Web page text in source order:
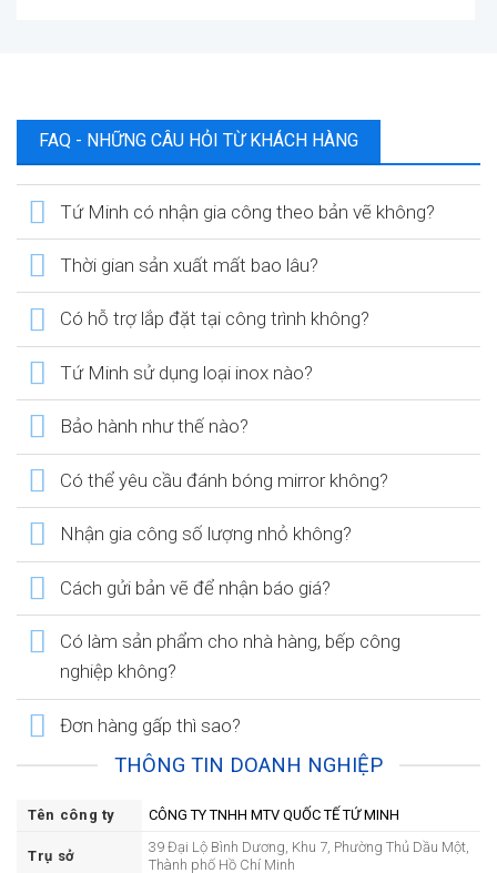
FAQ - NHỮNG CÂU HỎI TỪ KHÁCH HÀNG
Tứ Minh có nhận gia công theo bản vẽ không?
Thời gian sản xuất mất bao lâu?
Có hỗ trợ lắp đặt tại công trình không?
Tứ Minh sử dụng loại inox nào?
Bảo hành như thế nào?
Có thể yêu cầu đánh bóng mirror không?
Nhận gia công số lượng nhỏ không?
Cách gửi bản vẽ để nhận báo giá?
Có làm sản phẩm cho nhà hàng, bếp công
nghiệp không?
Đơn hàng gấp thì sao?
THÔNG TIN DOANH NGHIỆP
Tên công ty CÔNG TY TNHH MTV QUỐC TẾ TỨ MINH
Trụ sở
39 Đại Lộ Bình Dương, Khu 7, Phường Thủ Dầu Một,
Thành phố Hồ Chí Minh